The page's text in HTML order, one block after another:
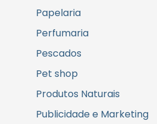
Papelaria
Perfumaria
Pescados
Pet shop
Produtos Naturais
Publicidade e Marketing